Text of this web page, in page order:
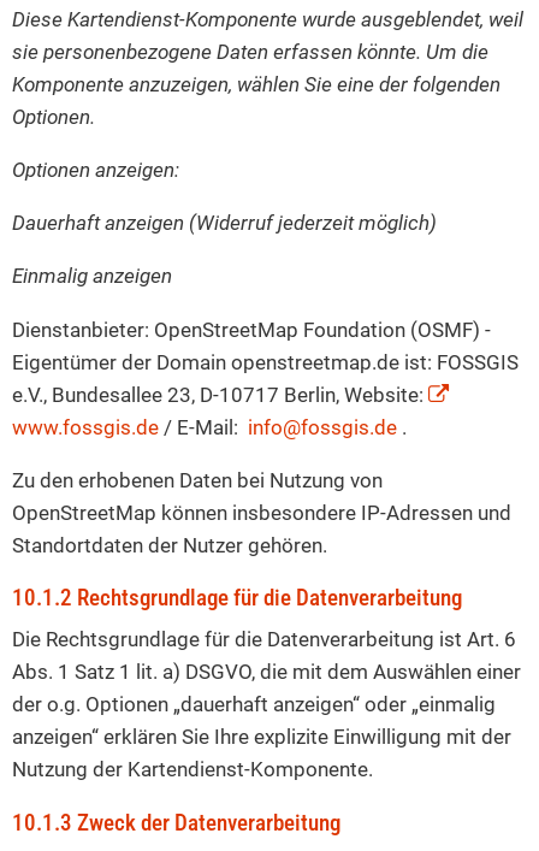
Diese Kartendienst-Komponente wurde ausgeblendet, weil
sie personenbezogene Daten erfassen könnte. Um die
Komponente anzuzeigen, wählen Sie eine der folgenden
Optionen.
Optionen anzeigen:
Dauerhaft anzeigen (Widerruf jederzeit möglich)
Einmalig anzeigen
Dienstanbieter: OpenStreetMap Foundation (OSMF) -
Eigentümer der Domain openstreetmap.de ist: FOSSGIS
e.V., Bundesallee 23, D-10717 Berlin, Website:
www.fossgis.de / E-Mail: info@fossgis.de .
Zu den erhobenen Daten bei Nutzung von
OpenStreetMap können insbesondere IP-Adressen und
Standortdaten der Nutzer gehören.
10.1.2 Rechtsgrundlage für die Datenverarbeitung
Die Rechtsgrundlage für die Datenverarbeitung ist Art. 6
Abs. 1 Satz 1 lit. a) DSGVO, die mit dem Auswählen einer
der o.g. Optionen „dauerhaft anzeigen“ oder „einmalig
anzeigen“ erklären Sie Ihre explizite Einwilligung mit der
Nutzung der Kartendienst-Komponente.
10.1.3 Zweck der Datenverarbeitung